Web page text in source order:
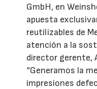
GmbH, en
apuesta
reutilizables de
atención a la
director gerente,
“Generamos la
impresiones